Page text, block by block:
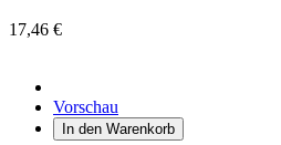
17,46 €
Vorschau
In den Warenkorb